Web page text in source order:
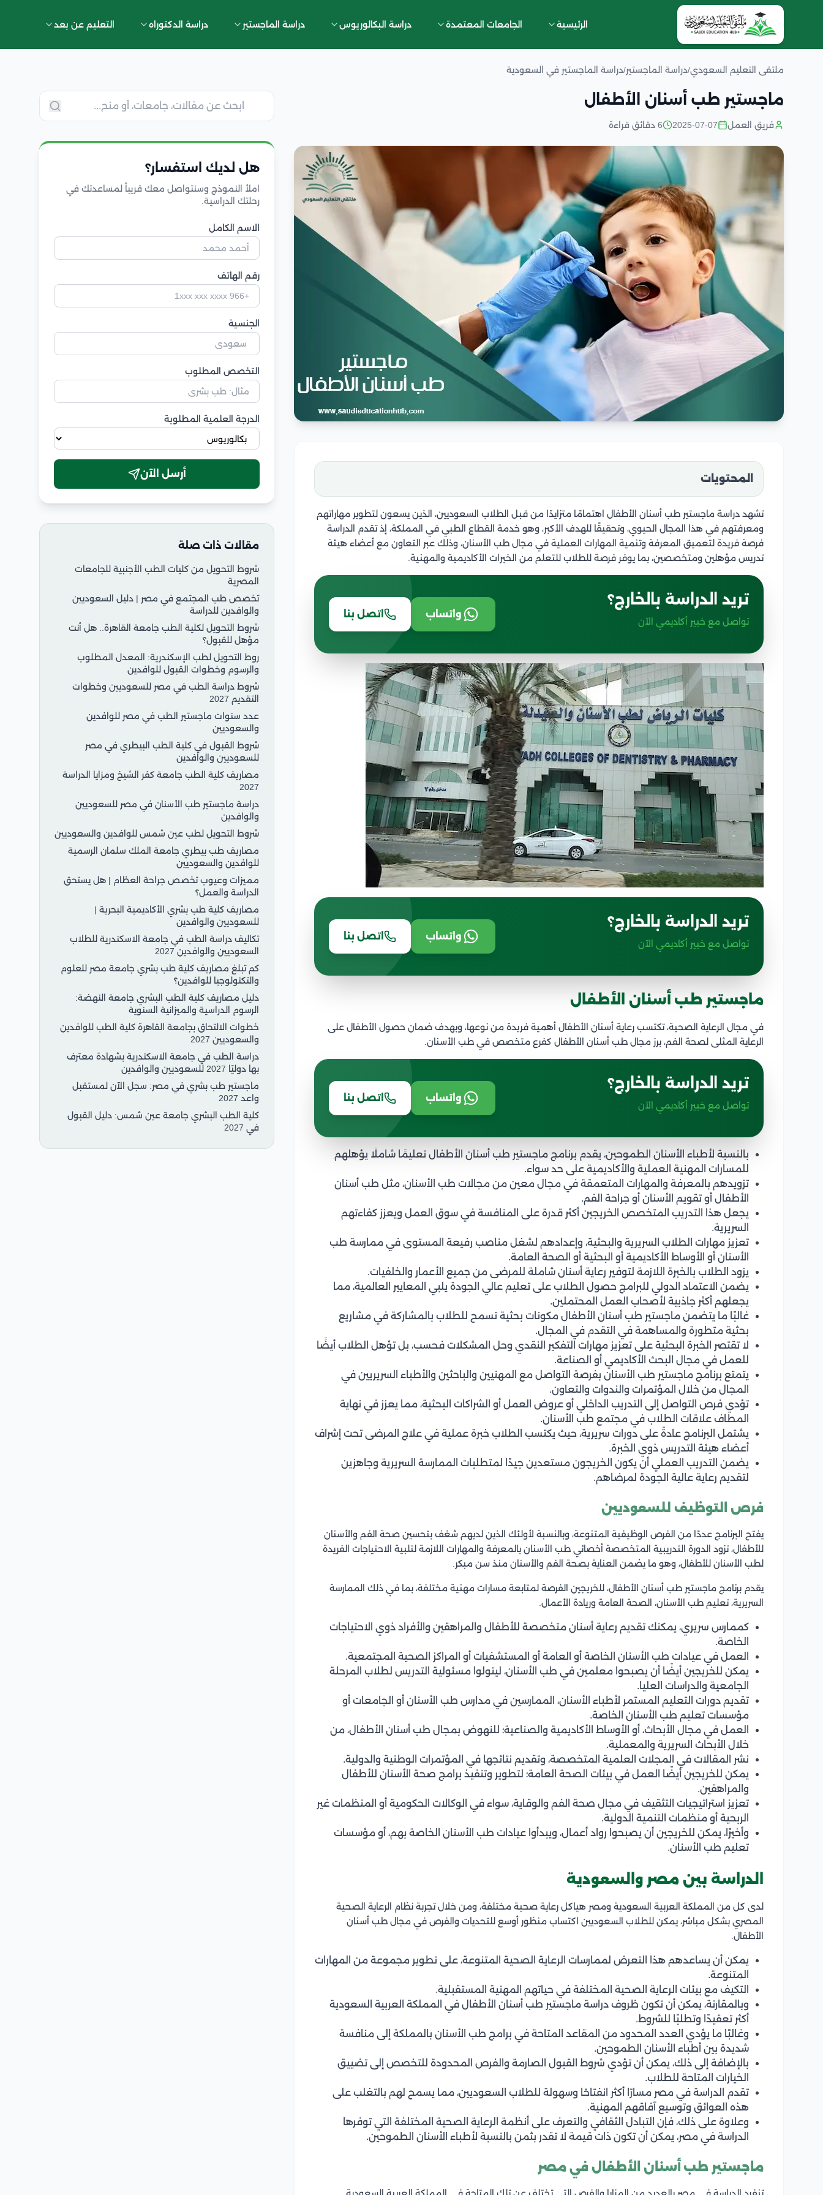
الرئيسية الجامعات المعتمدة دراسة البكالوريوس دراسة الماجستير دراسة الدكتوراه التعليم عن بعد
ملتقى التعليم السعودي/دراسة الماجستير/دراسة الماجستير في السعودية
ماجستير طب أسنان الأطفال
فريق العمل 2025-07-07 6 دقائق قراءة
المحتويات
تشهد دراسة ماجستير طب أسنان الأطفال اهتمامًا متزايدًا من قبل الطلاب السعوديين، الذين يسعون لتطوير مهاراتهم
ومعرفتهم في هذا المجال الحيوي، وتحقيقًا للهدف الأكبر، وهو خدمة القطاع الطبي في المملكة، إذ تقدم الدراسة
فرصة فريدة لتعميق المعرفة وتنمية المهارات العملية في مجال طب الأسنان، وذلك عبر التعاون مع أعضاء هيئة
تدريس مؤهلين ومتخصصين، بما يوفر فرصة للطلاب للتعلم من الخبرات الأكاديمية والمهنية.
تريد الدراسة بالخارج؟
تواصل مع خبير أكاديمي الآن
واتساب اتصل بنا
تريد الدراسة بالخارج؟
تواصل مع خبير أكاديمي الآن
واتساب اتصل بنا
ماجستير طب أسنان الأطفال
في مجال الرعاية الصحية، تكتسب رعاية أسنان الأطفال أهمية فريدة من نوعها، وبهدف ضمان حصول الأطفال على
الرعاية المثلى لصحة الفم، برز مجال طب أسنان الأطفال كفرع متخصص في طب الأسنان.
تريد الدراسة بالخارج؟
تواصل مع خبير أكاديمي الآن
واتساب اتصل بنا
بالنسبة لأطباء الأسنان الطموحين، يقدم برنامج ماجستير طب أسنان الأطفال تعليمًا شاملَا يؤهلهم
للمسارات المهنية العملية والأكاديمية على حد سواء.
تزويدهم بالمعرفة والمهارات المتعمقة في مجال معين من مجالات طب الأسنان، مثل طب أسنان
الأطفال أو تقويم الأسنان أو جراحة الفم.
يجعل هذا التدريب المتخصص الخريجين أكثر قدرة على المنافسة في سوق العمل ويعزز كفاءتهم
السريرية.
تعزيز مهارات الطلاب السريرية والبحثية، وإعدادهم لشغل مناصب رفيعة المستوى في ممارسة طب
الأسنان أو الأوساط الأكاديمية أو البحثية أو الصحة العامة.
يزود الطلاب بالخبرة اللازمة لتوفير رعاية أسنان شاملة للمرضى من جميع الأعمار والخلفيات.
يضمن الاعتماد الدولي للبرامج حصول الطلاب على تعليم عالي الجودة يلبي المعايير العالمية، مما
يجعلهم أكثر جاذبية لأصحاب العمل المحتملين.
غالبًا ما يتضمن ماجستير طب أسنان الأطفال مكونات بحثية تسمح للطلاب بالمشاركة في مشاريع
بحثية متطورة والمساهمة في التقدم في المجال.
لا تقتصر الخبرة البحثية على تعزيز مهارات التفكير النقدي وحل المشكلات فحسب، بل تؤهل الطلاب أيضًا
للعمل في مجال البحث الأكاديمي أو الصناعة.
يتمتع برنامج ماجستير طب الأسنان بفرصة التواصل مع المهنيين والباحثين والأطباء السريريين في
المجال من خلال المؤتمرات والندوات والتعاون.
تؤدي فرص التواصل إلى التدريب الداخلي أو عروض العمل أو الشراكات البحثية، مما يعزز في نهاية
المطاف علاقات الطلاب في مجتمع طب الأسنان.
يشتمل البرنامج عادةً على دورات سريرية، حيث يكتسب الطلاب خبرة عملية في علاج المرضى تحت إشراف
أعضاء هيئة التدريس ذوي الخبرة.
يضمن التدريب العملي أن يكون الخريجون مستعدين جيدًا لمتطلبات الممارسة السريرية وجاهزين
لتقديم رعاية عالية الجودة لمرضاهم.
فرص التوظيف للسعوديين
يفتح البرنامج عددًا من الفرص الوظيفية المتنوعة، وبالنسبة لأولئك الذين لديهم شغف بتحسين صحة الفم والأسنان
للأطفال، تزود الدورة التدريبية المتخصصة أخصائي طب الأسنان بالمعرفة والمهارات اللازمة لتلبية الاحتياجات الفريدة
لطب الأسنان للأطفال، وهو ما يضمن العناية بصحة الفم والأسنان منذ سن مبكر.
يقدم برنامج ماجستير طب أسنان الأطفال، للخريجين الفرصة لمتابعة مسارات مهنية مختلفة، بما في ذلك الممارسة
السريرية، تعليم طب الأسنان، الصحة العامة وريادة الأعمال.
كممارس سريري، يمكنك تقديم رعاية أسنان متخصصة للأطفال والمراهقين والأفراد ذوي الاحتياجات
الخاصة.
العمل في عيادات طب الأسنان الخاصة أو العامة أو المستشفيات أو المراكز الصحية المجتمعية.
يمكن للخريجين أيضًا أن يصبحوا معلمين في طب الأسنان، ليتولوا مسئولية التدريس لطلاب المرحلة
الجامعية والدراسات العليا.
تقديم دورات التعليم المستمر لأطباء الأسنان، الممارسين في مدارس طب الأسنان أو الجامعات أو
مؤسسات تعليم طب الأسنان الخاصة.
العمل في مجال الأبحاث، أو الأوساط الأكاديمية والصناعية؛ للنهوض بمجال طب أسنان الأطفال، من
خلال الأبحاث السريرية والمعملية.
نشر المقالات في المجلات العلمية المتخصصة، وتقديم نتائجها في المؤتمرات الوطنية والدولية.
يمكن للخريجين أيضًا العمل في بيئات الصحة العامة؛ لتطوير وتنفيذ برامج صحة الأسنان للأطفال
والمراهقين.
تعزيز استراتيجيات التثقيف في مجال صحة الفم والوقاية، سواء في الوكالات الحكومية أو المنظمات غير
الربحية أو منظمات التنمية الدولية.
وأخيرًا، يمكن للخريجين أن يصبحوا رواد أعمال، ويبدأوا عيادات طب الأسنان الخاصة بهم، أو مؤسسات
تعليم طب الأسنان.
الدراسة بين مصر والسعودية
لدى كل من المملكة العربية السعودية ومصر هياكل رعاية صحية مختلفة، ومن خلال تجربة نظام الرعاية الصحية
المصري بشكل مباشر، يمكن للطلاب السعوديين اكتساب منظور أوسع للتحديات والفرص في مجال طب أسنان
الأطفال.
يمكن أن يساعدهم هذا التعرض لممارسات الرعاية الصحية المتنوعة، على تطوير مجموعة من المهارات
المتنوعة.
التكيف مع بيئات الرعاية الصحية المختلفة في حياتهم المهنية المستقبلية.
وبالمقارنة، يمكن أن تكون ظروف دراسة ماجستير طب أسنان الأطفال في المملكة العربية السعودية
أكثر تعقيدًا وتطلبًا للشروط.
وغالبًا ما يؤدي العدد المحدود من المقاعد المتاحة في برامج طب الأسنان بالمملكة إلى منافسة
شديدة بين أطباء الأسنان الطموحين.
بالإضافة إلى ذلك، يمكن أن تؤدي شروط القبول الصارمة والفرص المحدودة للتخصص إلى تضييق
الخيارات المتاحة للطلاب.
تقدم الدراسة في مصر مسارًا أكثر انفتاحًا وسهولة للطلاب السعوديين، مما يسمح لهم بالتغلب على
هذه العوائق وتوسيع آفاقهم المهنية.
وعلاوة على ذلك، فإن التبادل الثقافي والتعرف على أنظمة الرعاية الصحية المختلفة التي توفرها
الدراسة في مصر، يمكن أن تكون ذات قيمة لا تقدر بثمن بالنسبة لأطباء الأسنان الطموحين.
ماجستير طب أسنان الأطفال في مصر
هل لديك استفسار؟
املأ النموذج وسنتواصل معك قريباً لمساعدتك في
رحلتك الدراسية.
الاسم الكامل
رقم الهاتف
الجنسية
التخصص المطلوب
الدرجة العلمية المطلوبة
أرسل الآن
مقالات ذات صلة
شروط التحويل من كليات الطب الأجنبية للجامعات
المصرية
تخصص طب المجتمع في مصر | دليل السعوديين
والوافدين للدراسة
شروط التحويل لكلية الطب جامعة القاهرة.. هل أنت
مؤهل للقبول؟
روط التحويل لطب الإسكندرية: المعدل المطلوب
والرسوم وخطوات القبول للوافدين
شروط دراسة الطب في مصر للسعوديين وخطوات
التقديم 2027
عدد سنوات ماجستير الطب في مصر للوافدين
والسعوديين
شروط القبول في كلية الطب البيطري في مصر
للسعوديين والوافدين
مصاريف كلية الطب جامعة كفر الشيخ ومزايا الدراسة
2027
دراسة ماجستير طب الأسنان في مصر للسعوديين
والوافدين
شروط التحويل لطب عين شمس للوافدين والسعوديين
مصاريف طب بيطري جامعة الملك سلمان الرسمية
للوافدين والسعوديين
مميزات وعيوب تخصص جراحة العظام | هل يستحق
الدراسة والعمل؟
مصاريف كلية طب بشري الأكاديمية البحرية |
للسعوديين والوافدين
تكاليف دراسة الطب في جامعة الاسكندرية للطلاب
السعوديين والوافدين 2027
كم تبلغ مصاريف كلية طب بشري جامعة مصر للعلوم
والتكنولوجيا للوافدين؟
دليل مصاريف كلية الطب البشري جامعة النهضة:
الرسوم الدراسية والميزانية السنوية
خطوات الالتحاق بجامعة القاهرة كلية الطب للوافدين
والسعوديين 2027
دراسة الطب في جامعة الاسكندرية بشهادة معترف
بها دوليًا 2027 للسعوديين والوافدين
ماجستير طب بشري في مصر: سجل الآن لمستقبل
واعد 2027
كلية الطب البشري جامعة عين شمس: دليل القبول
في 2027